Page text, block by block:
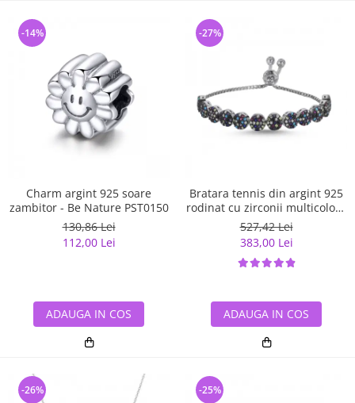
Charm argint 925 soare
zambitor - Be Nature PST0150
130,86 Lei
112,00 Lei
-14%
ADAUGA IN COS
Bratara tennis din argint 925
rodinat cu zirconii multicolore
- Be Elegant BTU0108
527,42 Lei
383,00 Lei
-27%
ADAUGA IN COS
-26% -25%